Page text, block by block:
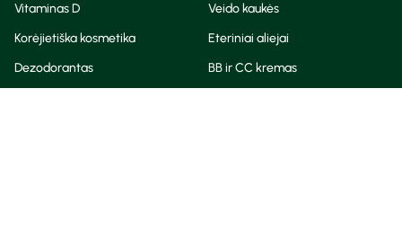
Vitaminas D
Veido kaukės
Korėjietiška kosmetika
Eteriniai aliejai
Dezodorantas
BB ir CC kremas